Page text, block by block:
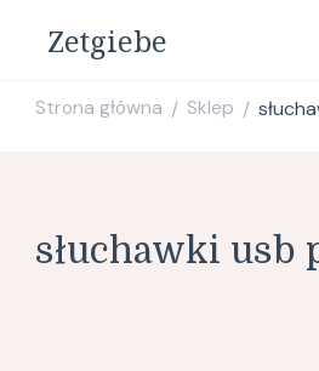
Zetgiebe
Strona główna / Sklep /
słuchawki usb